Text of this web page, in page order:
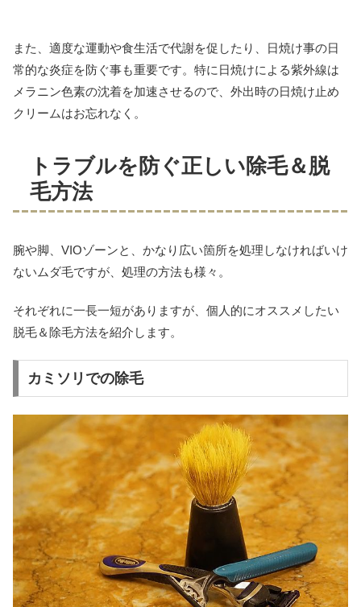
また、適度な運動や食生活で代謝を促したり、日焼け事の日
常的な炎症を防ぐ事も重要です。特に日焼けによる紫外線は
メラニン色素の沈着を加速させるので、外出時の日焼け止め
クリームはお忘れなく。
トラブルを防ぐ正しい除毛＆脱
毛方法
腕や脚、VIOゾーンと、かなり広い箇所を処理しなければいけ
ないムダ毛ですが、処理の方法も様々。
それぞれに一長一短がありますが、個人的にオススメしたい
脱毛＆除毛方法を紹介します。
カミソリでの除毛